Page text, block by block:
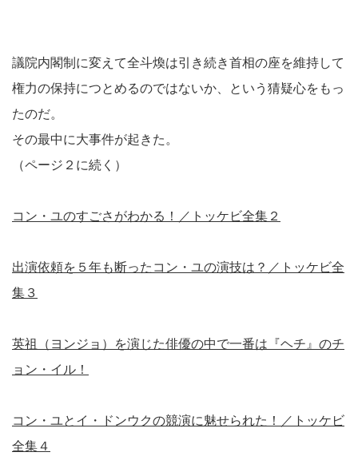
議院内閣制に変えて全斗煥は引き続き首相の座を維持して
権力の保持につとめるのではないか、という猜疑心をもっ
たのだ。
その最中に大事件が起きた。
（ページ２に続く）
コン・ユのすごさがわかる！／トッケビ全集２
出演依頼を５年も断ったコン・ユの演技は？／トッケビ全
集３
英祖（ヨンジョ）を演じた俳優の中で一番は『ヘチ』のチ
ョン・イル！
コン・ユとイ・ドンウクの競演に魅せられた！／トッケビ
全集４